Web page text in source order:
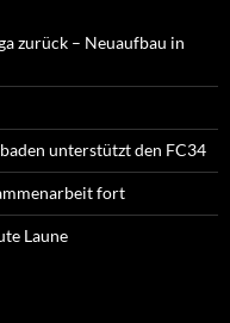
zurück – Neuaufbau in
unterstützt den FC34
fort
Laune